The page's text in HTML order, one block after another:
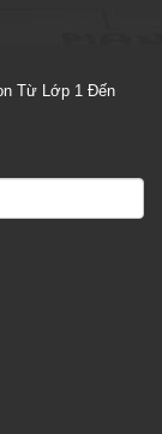
Từ Lớp 1 Đến